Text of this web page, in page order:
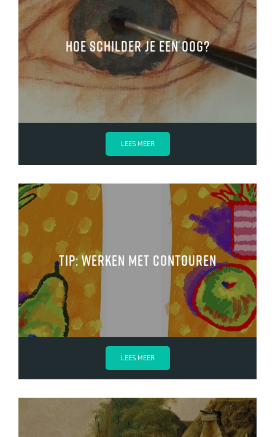
Hoe schilder je een oog?
LEES MEER
TIP: werken met contouren
LEES MEER